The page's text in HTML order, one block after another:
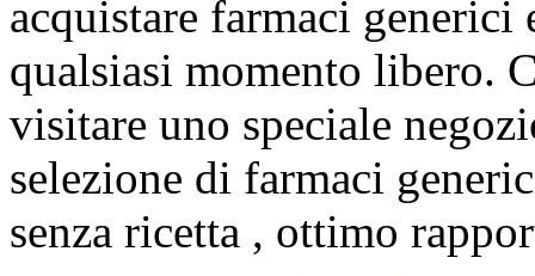
acquistare farmaci
qualsiasi momento libero.
visitare uno speciale
selezione di farmaci
senza ricetta , ottimo